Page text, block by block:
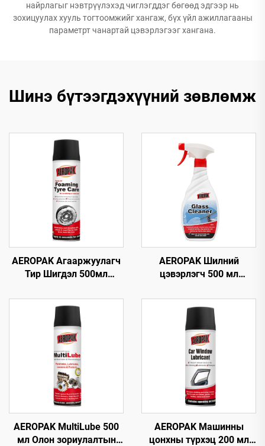
найрлагыг нэвтрүүлэхэд чиглэгддэг бөгөөд эдгээр нь
зохицуулах хууль тогтоомжийг хангаж, бүх үйл ажиллагааны
параметрт чанартай цэвэрлэгээг хангана.
Шинэ бүтээгдэхүүний зөвлөмж
AEROPAK Агааржуулагч
Тир Шигдэл 500мл
Цэвэрлэгч Арчих эсвэл
Хүнд Хөдөлмөр
шаардахгүй
AEROPAK Шилний
цэвэрлэгч 500 мл
олон төрлийн гадаргуун
шилэнд зориулсан
мгновен шилний
цэвэрлэгч
AEROPAK MultiLube 500
мл Олон зориулалтын
AEROPAK Машинны
цонхны түрхэц 200 мл